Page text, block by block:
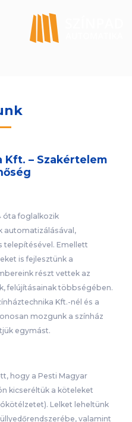
Kft. – Szakértelem
óta foglalkozik
automatizálásával,
telepítésével. Emellett
is fejlesztünk a
részt vettek az
felújításainak többségében.
Kft.-nél és a
mozgunk a színház
egymást.
hogy a Pesti Magyar
kicseréltük a köteleket
Lelket leheltünk
valamint